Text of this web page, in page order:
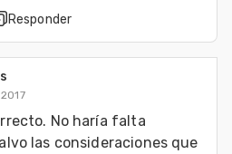
Responder
No haría falta
las consideraciones que